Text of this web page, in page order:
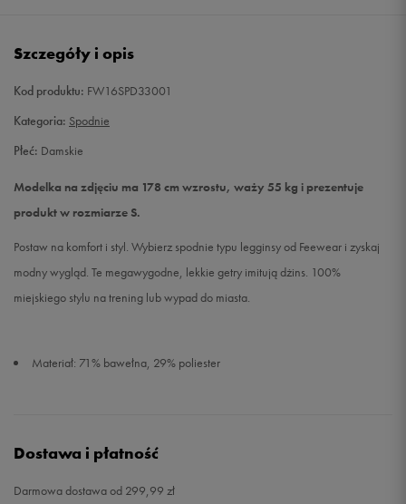
Szczegóły i opis
Kod produktu: FW16SPD33001
Kategoria: Spodnie
Płeć: Damskie
Modelka na zdjęciu ma 178 cm wzrostu, waży 55 kg i prezentuje
produkt w rozmiarze S.
Postaw na komfort i styl. Wybierz spodnie typu legginsy od Feewear i zyskaj
modny wygląd. Te megawygodne, lekkie getry imitują dżins. 100%
miejskiego stylu na trening lub wypad do miasta.
Materiał: 71% bawełna, 29% poliester
Dostawa i płatność
Darmowa dostawa od 299,99 zł